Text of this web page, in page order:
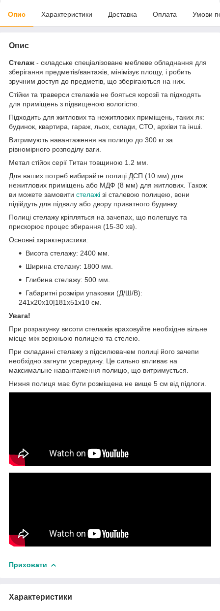
Опис Характеристики Доставка Оплата Умови
Опис
Стелаж - складське спеціалізоване меблеве обладнання для
зберігання предметів/вантажів, мінімізує площу, і робить
зручним доступ до предметів, що зберігаються на них.
Стійки та траверси стелажів не бояться корозії та підходять
для приміщень з підвищеною вологістю.
Підходить для житлових та нежитлових приміщень, таких як:
будинок, квартира, гараж, льох, склади, СТО, архіви та інші.
Витримують навантаження на полицю до 300 кг за
рівномірного розподілу ваги.
Метал стійок серії Титан товщиною 1.2 мм.
Для ваших потреб вибирайте полиці ДСП (10 мм) для
нежитлових приміщень або МДФ (8 мм) для житлових. Також
ви можете замовити стелажі зі сталевою полицею, вони
підійдуть для підвалу або двору приватного будинку.
Полиці стелажу кріпляться на зачепах, що полегшує та
прискорює процес збирання (15-30 хв).
Основні характеристики:
Висота стелажу: 2400 мм.
Ширина стелажу: 1800 мм.
Глибина стелажу: 500 мм.
Габаритні розміри упаковки (Д/Ш/В):
241х20х10|181х51х10 см.
Увага!
При розрахунку висоти стелажів враховуйте необхідне вільне
місце між верхньою полицею та стелею.
При складанні стелажу з підсилювачем полиці його зачепи
необхідно загнути усередину. Це сильно впливає на
максимальне навантаження полицю, що витримується.
Нижня полиця має бути розміщена не вище 5 см від підлоги.
Приховати
Характеристики